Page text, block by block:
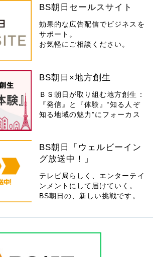
BS朝日セールスサイト
効果的な広告配信でビジネスを
サポート。
お気軽にご相談ください。
BS朝日×地方創生
ＢＳ朝日が取り組む地方創生：
『発信』と『体験』“知る人ぞ
知る地域の魅力”にフォーカス
BS朝日「ウェルビーイン
グ放送中！」
テレビ局らしく、エンターテイ
ンメントにして届けていく。
BS朝日の、新しい挑戦です。